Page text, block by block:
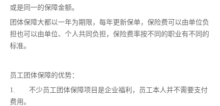
或是同一的保障金额。
团体保障大都以一年为期限，每年更新保单，保险费可以由单位负
担也可以由单位、个人共同负担，保险费率按不同的职业有不同的
标准。
员工团体保障的优势：
1. 不少员工团体保障项目是企业福利，员工本人并不需要支付
费用。